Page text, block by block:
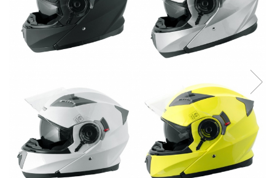
Casti
Ochelari
Pantaloni
Tricou/Pantaloni termici
Tricouri
Veste airbag